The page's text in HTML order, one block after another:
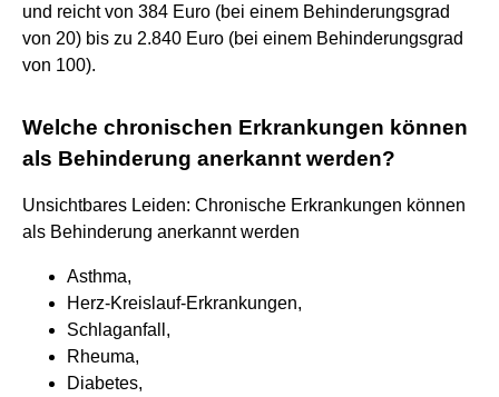
und reicht von 384 Euro (bei einem Behinderungsgrad
von 20) bis zu 2.840 Euro (bei einem Behinderungsgrad
von 100).
Welche chronischen Erkrankungen können
als Behinderung anerkannt werden?
Unsichtbares Leiden: Chronische Erkrankungen können
als Behinderung anerkannt werden
Asthma,
Herz-Kreislauf-Erkrankungen,
Schlaganfall,
Rheuma,
Diabetes,